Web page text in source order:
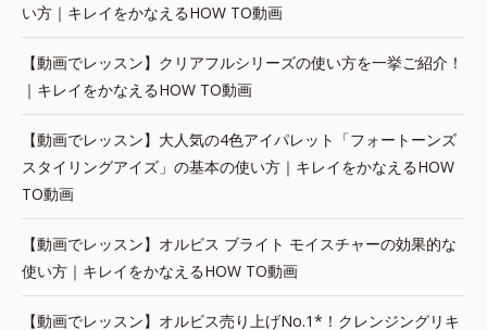
い方｜キレイをかなえるHOW TO動画
【動画でレッスン】クリアフルシリーズの使い方を一挙ご紹介！
｜キレイをかなえるHOW TO動画
【動画でレッスン】大人気の4色アイパレット「フォートーンズ
スタイリングアイズ」の基本の使い方｜キレイをかなえるHOW
TO動画
【動画でレッスン】オルビス ブライト モイスチャーの効果的な
使い方｜キレイをかなえるHOW TO動画
【動画でレッスン】オルビス売り上げNo.1*！クレンジングリキ